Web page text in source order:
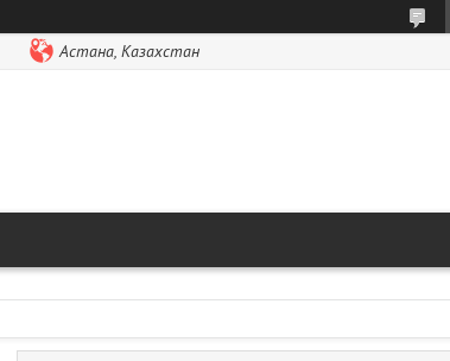
Астана, Казахстан